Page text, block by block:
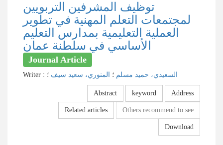
توظيف المشرفين التربويين
لمجتمعات التعلم المهنية في تطوير
العملية التعليمية بمدارس التعليم
الأساسي في سلطنة عمان
Journal Article
Writer : السعیدي، حمید مسلم ؛ المنوري، سعید سیف ؛
Abstract keyword Address
Related articles Others recommend to see
Download